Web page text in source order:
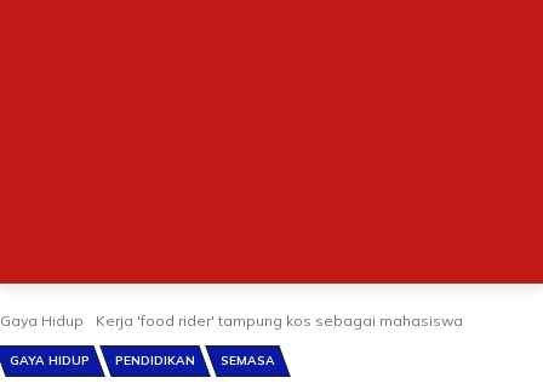
Gaya Hidup Kerja 'food rider' tampung kos sebagai mahasiswa
GAYA HIDUP PENDIDIKAN SEMASA